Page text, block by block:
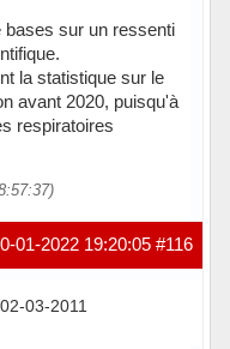
bases sur un ressenti
la statistique sur le
avant 2020, puisqu'à
respiratoires
#116
01-2022 19:20:05
03-2011